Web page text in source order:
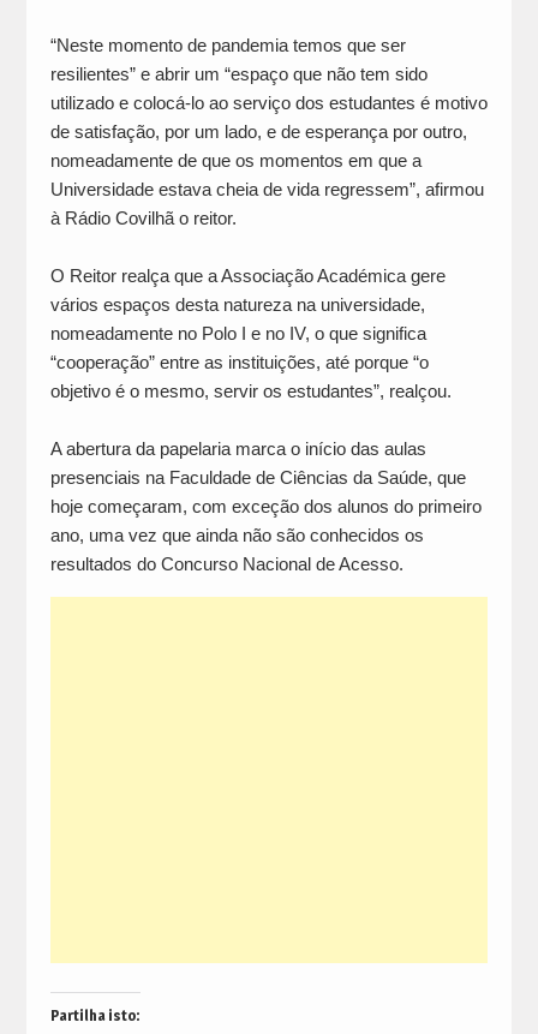
“Neste momento de pandemia temos que ser
resilientes” e abrir um “espaço que não tem sido
utilizado e colocá-lo ao serviço dos estudantes é motivo
de satisfação, por um lado, e de esperança por outro,
nomeadamente de que os momentos em que a
Universidade estava cheia de vida regressem”, afirmou
à Rádio Covilhã o reitor.
O Reitor realça que a Associação Académica gere
vários espaços desta natureza na universidade,
nomeadamente no Polo I e no IV, o que significa
“cooperação” entre as instituições, até porque “o
objetivo é o mesmo, servir os estudantes”, realçou.
A abertura da papelaria marca o início das aulas
presenciais na Faculdade de Ciências da Saúde, que
hoje começaram, com exceção dos alunos do primeiro
ano, uma vez que ainda não são conhecidos os
resultados do Concurso Nacional de Acesso.
Partilha isto: